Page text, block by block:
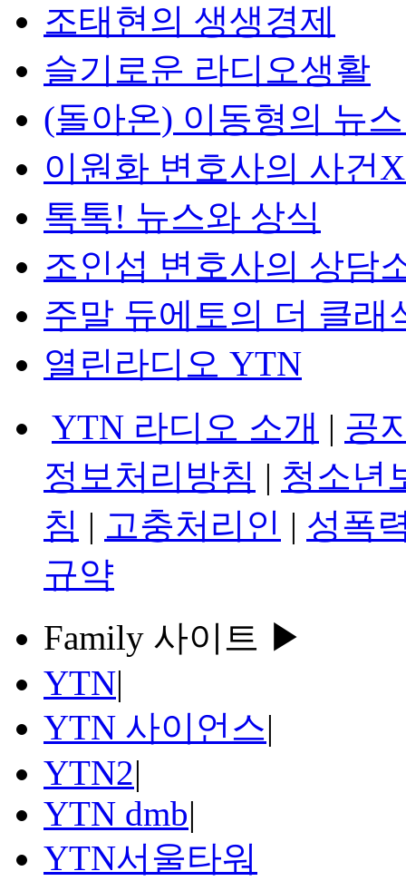
조태현의 생생경제
슬기로운 라디오생활
(돌아온) 이동형의 뉴
이원화 변호사의 사건
톡톡! 뉴스와 상식
조인섭 변호사의 상담
주말 듀에토의 더 클래
열린라디오 YTN
YTN 라디오 소개 | 공
정보처리방침 | 청소년
침 | 고충처리인 | 성폭
규약
Family 사이트 ▶
YTN|
YTN 사이언스|
YTN2|
YTN dmb|
YTN서울타워